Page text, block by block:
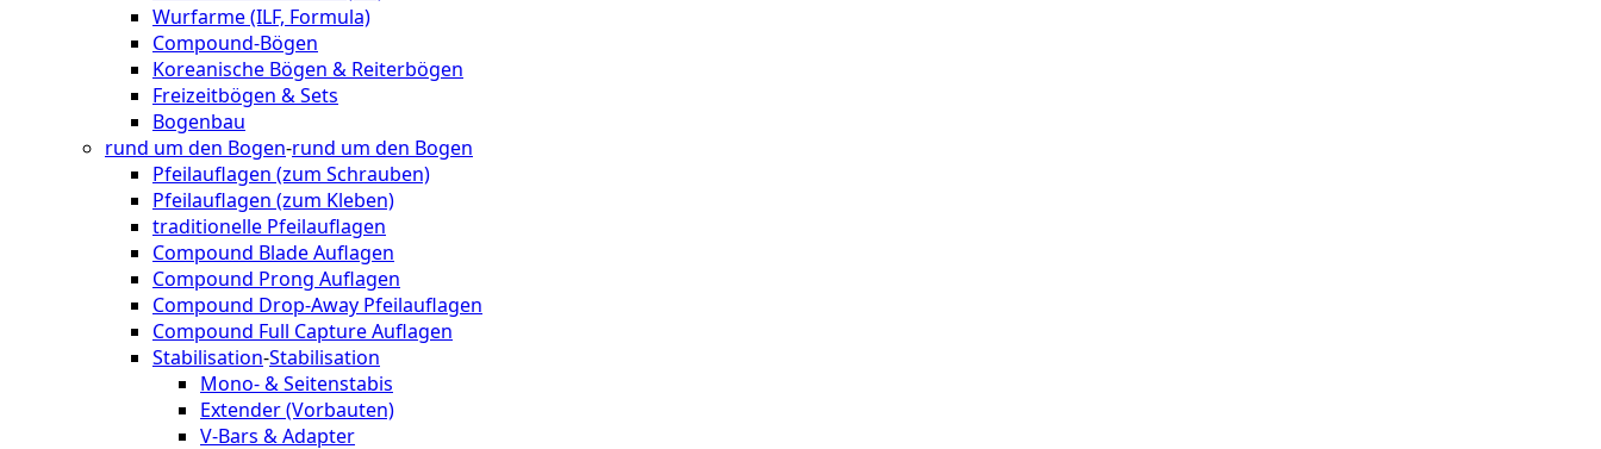
Wurfarme (ILF, Formula)
Compound-Bögen
Koreanische Bögen & Reiterbögen
Freizeitbögen & Sets
Bogenbau
rund um den Bogen-rund um den Bogen
Pfeilauflagen (zum Schrauben)
Pfeilauflagen (zum Kleben)
traditionelle Pfeilauflagen
Compound Blade Auflagen
Compound Prong Auflagen
Compound Drop-Away Pfeilauflagen
Compound Full Capture Auflagen
Stabilisation-Stabilisation
Mono- & Seitenstabis
Extender (Vorbauten)
V-Bars & Adapter